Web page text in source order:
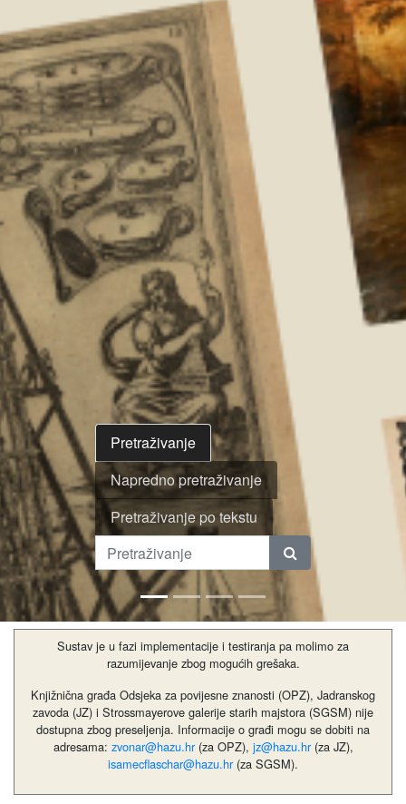
Pretraživanje
Napredno pretraživanje
Pretraživanje po tekstu
Sustav je u fazi implementacije i testiranja pa molimo za
razumijevanje zbog mogućih grešaka.
Knjižnična građa Odsjeka za povijesne znanosti (OPZ), Jadranskog
zavoda (JZ) i Strossmayerove galerije starih majstora (SGSM) nije
dostupna zbog preseljenja. Informacije o građi mogu se dobiti na
adresama: zvonar@hazu.hr(za OPZ), jz@hazu.hr(za JZ),
isamecflaschar@hazu.hr(za SGSM).